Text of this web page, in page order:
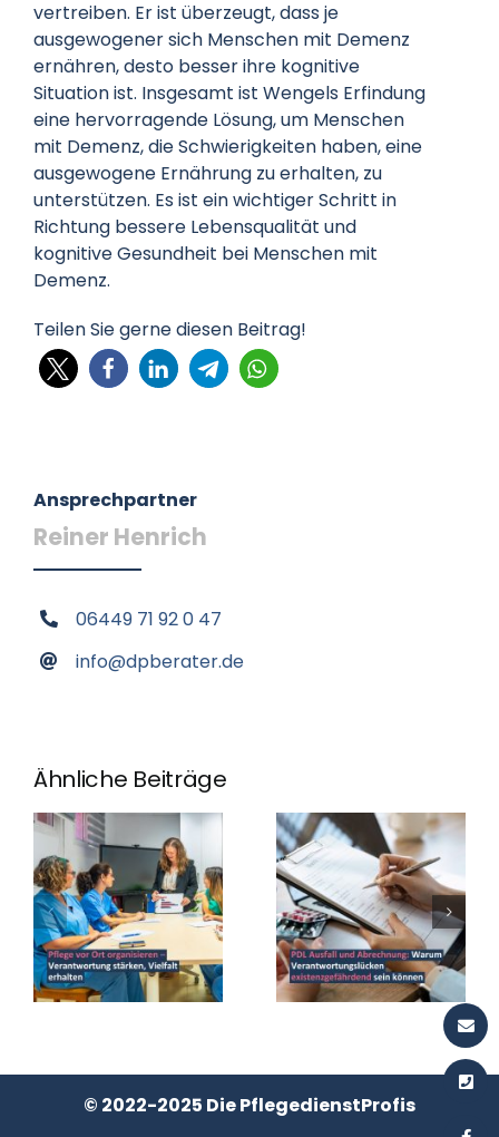
vertreiben. Er ist überzeugt, dass je
ausgewogener sich Menschen mit Demenz
ernähren, desto besser ihre kognitive
Situation ist. Insgesamt ist Wengels Erfindung
eine hervorragende Lösung, um Menschen
mit Demenz, die Schwierigkeiten haben, eine
ausgewogene Ernährung zu erhalten, zu
unterstützen. Es ist ein wichtiger Schritt in
Richtung bessere Lebensqualität und
kognitive Gesundheit bei Menschen mit
Demenz.
Teilen Sie gerne diesen Beitrag!
Ansprechpartner
Reiner Henrich
06449 71 92 0 47
info@dpberater.de
Ähnliche Beiträge
© 2022-2025 Die PflegedienstProfis